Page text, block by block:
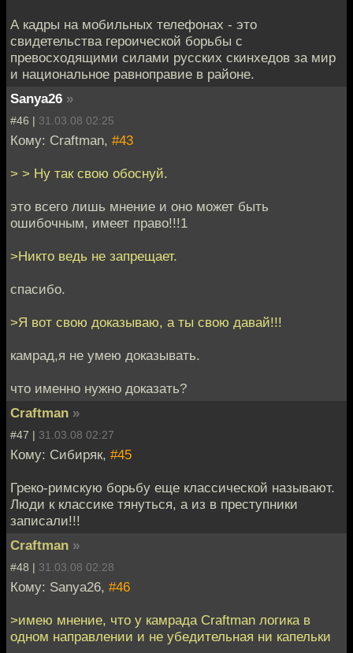
А кадры на мобильных телефонах - это
свидетельства героической борьбы с
превосходящими силами русских скинхедов за мир
и национальное равноправие в районе.
Sanya26 »
#46 | 31.03.08 02:25
Кому: Craftman, #43
> > Ну так свою обоснуй.
это всего лишь мнение и оно может быть
ошибочным, имеет право!!!1
>Никто ведь не запрещает.
спасибо.
>Я вот свою доказываю, а ты свою давай!!!
камрад,я не умею доказывать.
что именно нужно доказать?
Craftman »
#47 | 31.03.08 02:27
Кому: Сибиряк, #45
Греко-римскую борьбу еще классической называют.
Люди к классике тянуться, а из в преступники
записали!!!
Craftman »
#48 | 31.03.08 02:28
Кому: Sanya26, #46
>имею мнение, что у камрада Craftman логика в
одном направлении и не убедительная ни капельки